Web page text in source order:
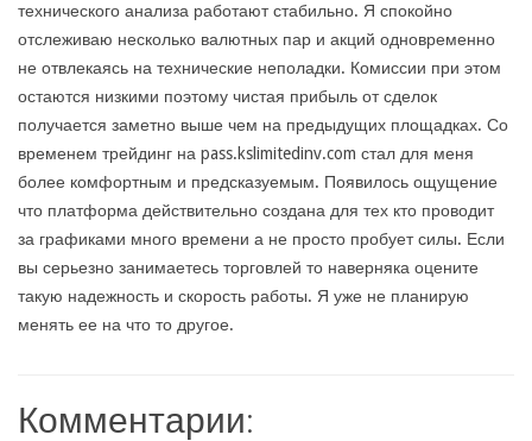
технического анализа работают стабильно. Я спокойно
отслеживаю несколько валютных пар и акций одновременно
не отвлекаясь на технические неполадки. Комиссии при этом
остаются низкими поэтому чистая прибыль от сделок
получается заметно выше чем на предыдущих площадках. Со
временем трейдинг на pass.kslimitedinv.com стал для меня
более комфортным и предсказуемым. Появилось ощущение
что платформа действительно создана для тех кто проводит
за графиками много времени а не просто пробует силы. Если
вы серьезно занимаетесь торговлей то наверняка оцените
такую надежность и скорость работы. Я уже не планирую
менять ее на что то другое.
Комментарии: